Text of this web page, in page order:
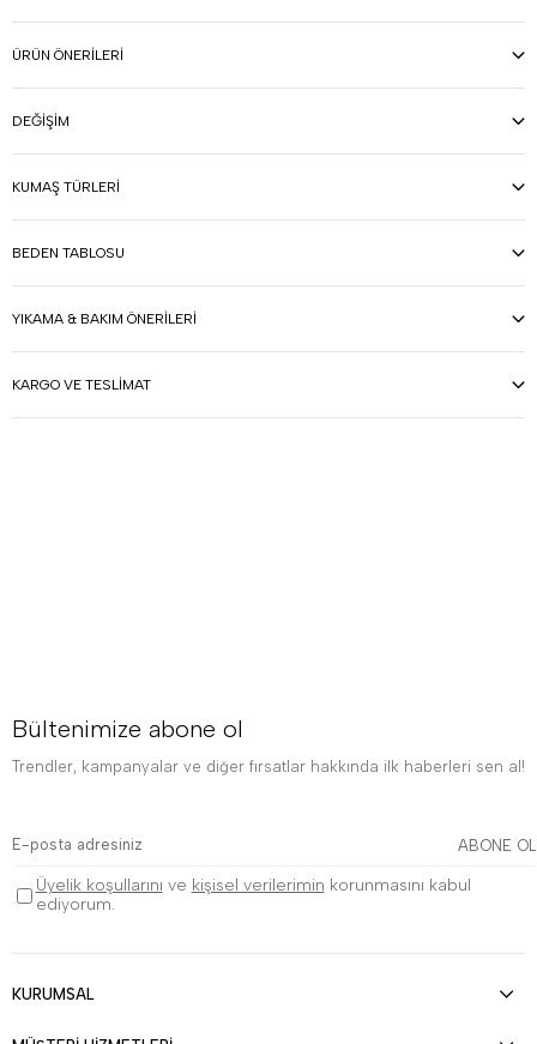
ÜRÜN ÖNERILERI
DEĞIŞIM
KUMAŞ TÜRLERI
BEDEN TABLOSU
YIKAMA & BAKIM ÖNERILERI
KARGO VE TESLIMAT
Bültenimize abone ol
Trendler, kampanyalar ve diğer fırsatlar hakkında ilk haberleri sen al!
ABONE OL
Üyelik koşullarını ve kişisel verilerimin korunmasını kabul
ediyorum.
KURUMSAL